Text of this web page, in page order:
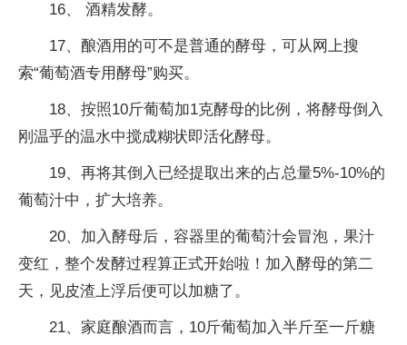
16、 酒精发酵。
17、酿酒用的可不是普通的酵母，可从网上搜
索“葡萄酒专用酵母”购买。
18、按照10斤葡萄加1克酵母的比例，将酵母倒入
刚温乎的温水中搅成糊状即活化酵母。
19、再将其倒入已经提取出来的占总量5%-10%的
葡萄汁中，扩大培养。
20、加入酵母后，容器里的葡萄汁会冒泡，果汁
变红，整个发酵过程算正式开始啦！加入酵母的第二
天，见皮渣上浮后便可以加糖了。
21、家庭酿酒而言，10斤葡萄加入半斤至一斤糖